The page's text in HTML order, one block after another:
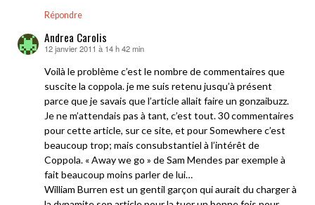
Répondre
Andrea Carolis
dit :
12 janvier 2011 à 14 h 42 min
Voilà le problème c’est le nombre de commentaires que
suscite la coppola. je me suis retenu jusqu’à présent
parce que je savais que l’article allait faire un gonzaibuzz.
Je ne m’attendais pas à tant, c’est tout. 30 commentaires
pour cette article, sur ce site, et pour Somewhere c’est
beaucoup trop; mais consubstantiel à l’intérêt de
Coppola. « Away we go » de Sam Mendes par exemple à
fait beaucoup moins parler de lui…
William Burren est un gentil garçon qui aurait du charger à